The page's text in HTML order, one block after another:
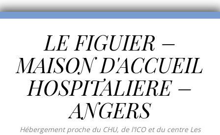
LE FIGUIER –
MAISON D'ACCUEIL
HOSPITALIERE –
ANGERS
Hébergement proche du CHU, de l’ICO et du centre Les